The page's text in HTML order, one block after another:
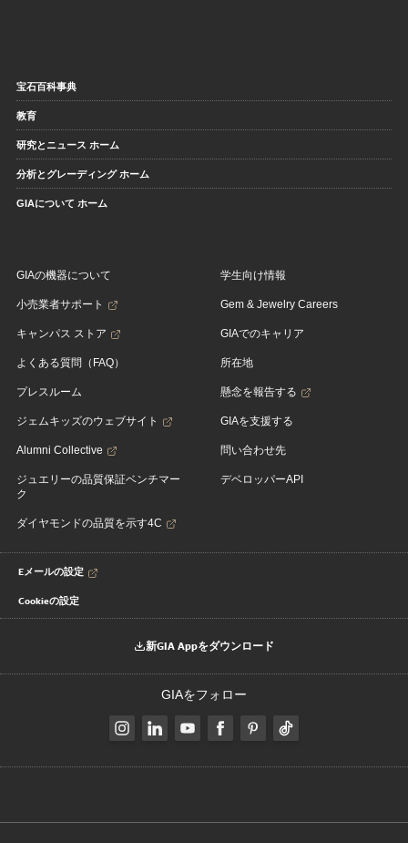
宝石百科事典
教育
研究とニュース ホーム
分析とグレーディング ホーム
GIAについて ホーム
GIAの機器について
小売業者サポート
キャンパス ストア
よくある質問（FAQ）
プレスルーム
ジェムキッズのウェブサイト
Alumni Collective
ジュエリーの品質保証ベンチマー
ク
ダイヤモンドの品質を示す4C
学生向け情報
Gem & Jewelry Careers
GIAでのキャリア
所在地
懸念を報告する
GIAを支援する
問い合わせ先
デベロッパーAPI
Eメールの設定
Cookieの設定
新GIA Appをダウンロード
GIAをフォロー